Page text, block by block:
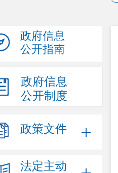
政府信息
公开指南
政府信息
公开制度
政策文件
法定主动